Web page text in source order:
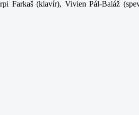
Farkaš (klavír), Vivien Pál-Baláž